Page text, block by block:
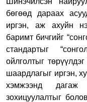
бөгөөд дараах
иргэн, аж ахуйн
баримт бичгийг
стандартыг
ойлголтыг
шаардлагыг иргэн,
хэмжээнд дагаж
зохицуулалтыг